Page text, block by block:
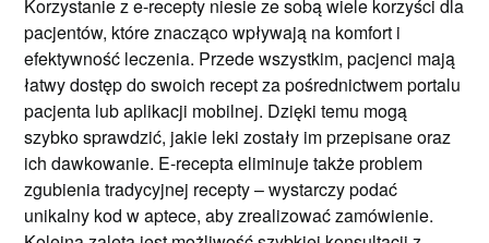
Korzystanie z e-recepty niesie ze sobą wiele korzyści dla
pacjentów, które znacząco wpływają na komfort i
efektywność leczenia. Przede wszystkim, pacjenci mają
łatwy dostęp do swoich recept za pośrednictwem portalu
pacjenta lub aplikacji mobilnej. Dzięki temu mogą
szybko sprawdzić, jakie leki zostały im przepisane oraz
ich dawkowanie. E-recepta eliminuje także problem
zgubienia tradycyjnej recepty – wystarczy podać
unikalny kod w aptece, aby zrealizować zamówienie.